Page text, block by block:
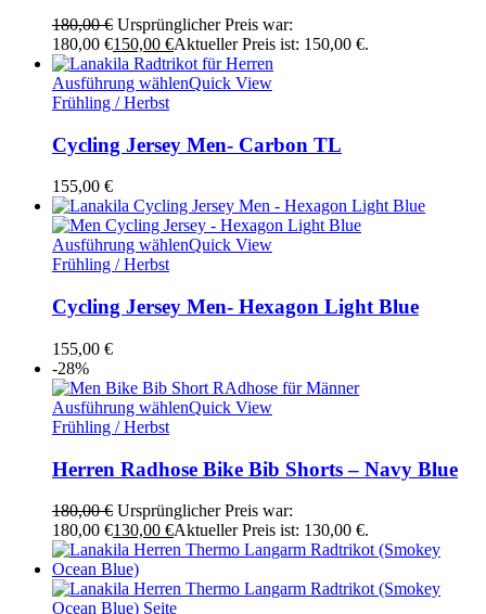
180,00€ Ursprünglicher Preis war:
180,00 €150,00 €Aktueller Preis ist: 150,00 €.
Ausführung wählenQuick View
Frühling / Herbst
Cycling Jersey Men- Carbon TL
155,00 €
Ausführung wählenQuick View
Frühling / Herbst
Cycling Jersey Men- Hexagon Light Blue
155,00 €
-28%
Ausführung wählenQuick View
Frühling / Herbst
Herren Radhose Bike Bib Shorts – Navy Blue
180,00€ Ursprünglicher Preis war:
180,00 €130,00 €Aktueller Preis ist: 130,00 €.